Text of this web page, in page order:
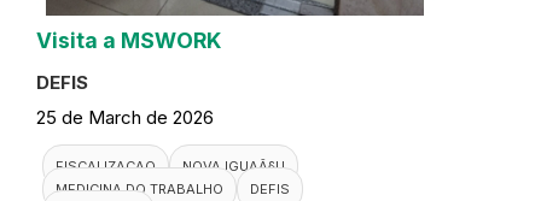
Visita a MSWORK
DEFIS
25 de March de 2026
FISCALIZACAO
NOVA IGUAÃ§U
MEDICINA DO TRABALHO
DEFIS